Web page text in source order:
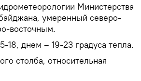
Министерства
умеренный северо-
восточным.
18, днем – 19-23 градуса тепла.
столба, относительная